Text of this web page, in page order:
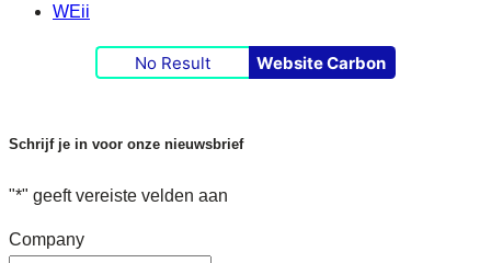
WEii
No Result Website Carbon
Schrijf je in voor onze nieuwsbrief
"*" geeft vereiste velden aan
Company